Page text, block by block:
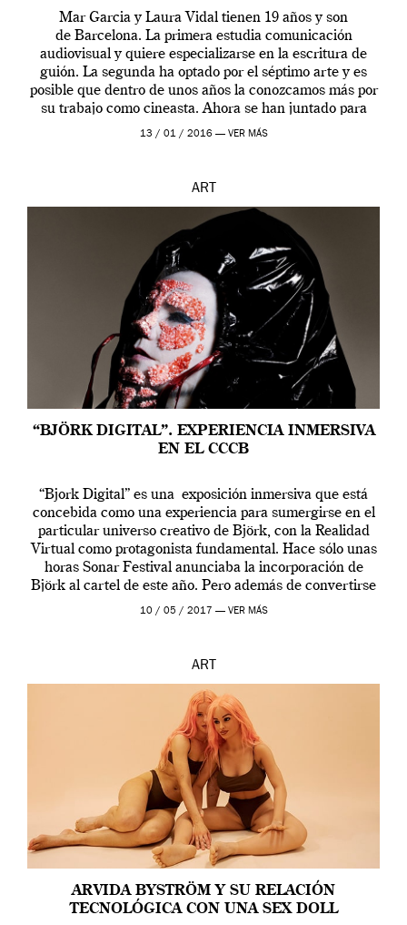
Mar Garcia y Laura Vidal tienen 19 años y son
de Barcelona. La primera estudia comunicación
audiovisual y quiere especializarse en la escritura de
guión. La segunda ha optado por el séptimo arte y es
posible que dentro de unos años la conozcamos más por
su trabajo como cineasta. Ahora se han juntado para
contarnos una […]
13 / 01 / 2016 — VER MÁS
ART
“BJÖRK DIGITAL”. EXPERIENCIA INMERSIVA
EN EL CCCB
“Bjork Digital” es una exposición inmersiva que está
concebida como una experiencia para sumergirse en el
particular universo creativo de Björk, con la Realidad
Virtual como protagonista fundamental. Hace sólo unas
horas Sonar Festival anunciaba la incorporación de
Björk al cartel de este año. Pero además de convertirse
en una de las actuaciones más relevantes […]
10 / 05 / 2017 — VER MÁS
ART
ARVIDA BYSTRÖM Y SU RELACIÓN
TECNOLÓGICA CON UNA SEX DOLL